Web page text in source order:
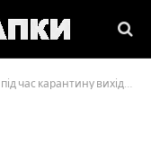
на весільну церемонію у храмі зібралося багато людей без масок